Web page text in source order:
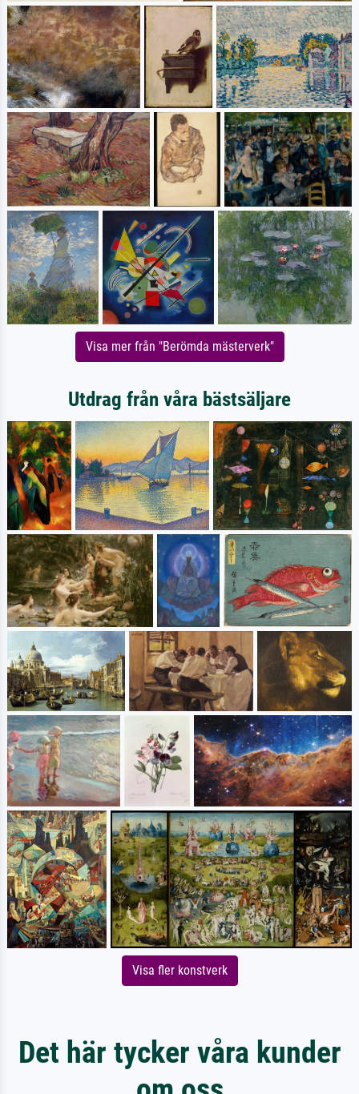
Visa mer från "Berömda mästerverk"
Utdrag från våra bästsäljare
Visa fler konstverk
Det här tycker våra kunder